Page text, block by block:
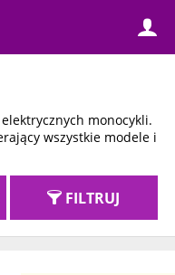
monocykli.
wszystkie modele i
FILTRUJ